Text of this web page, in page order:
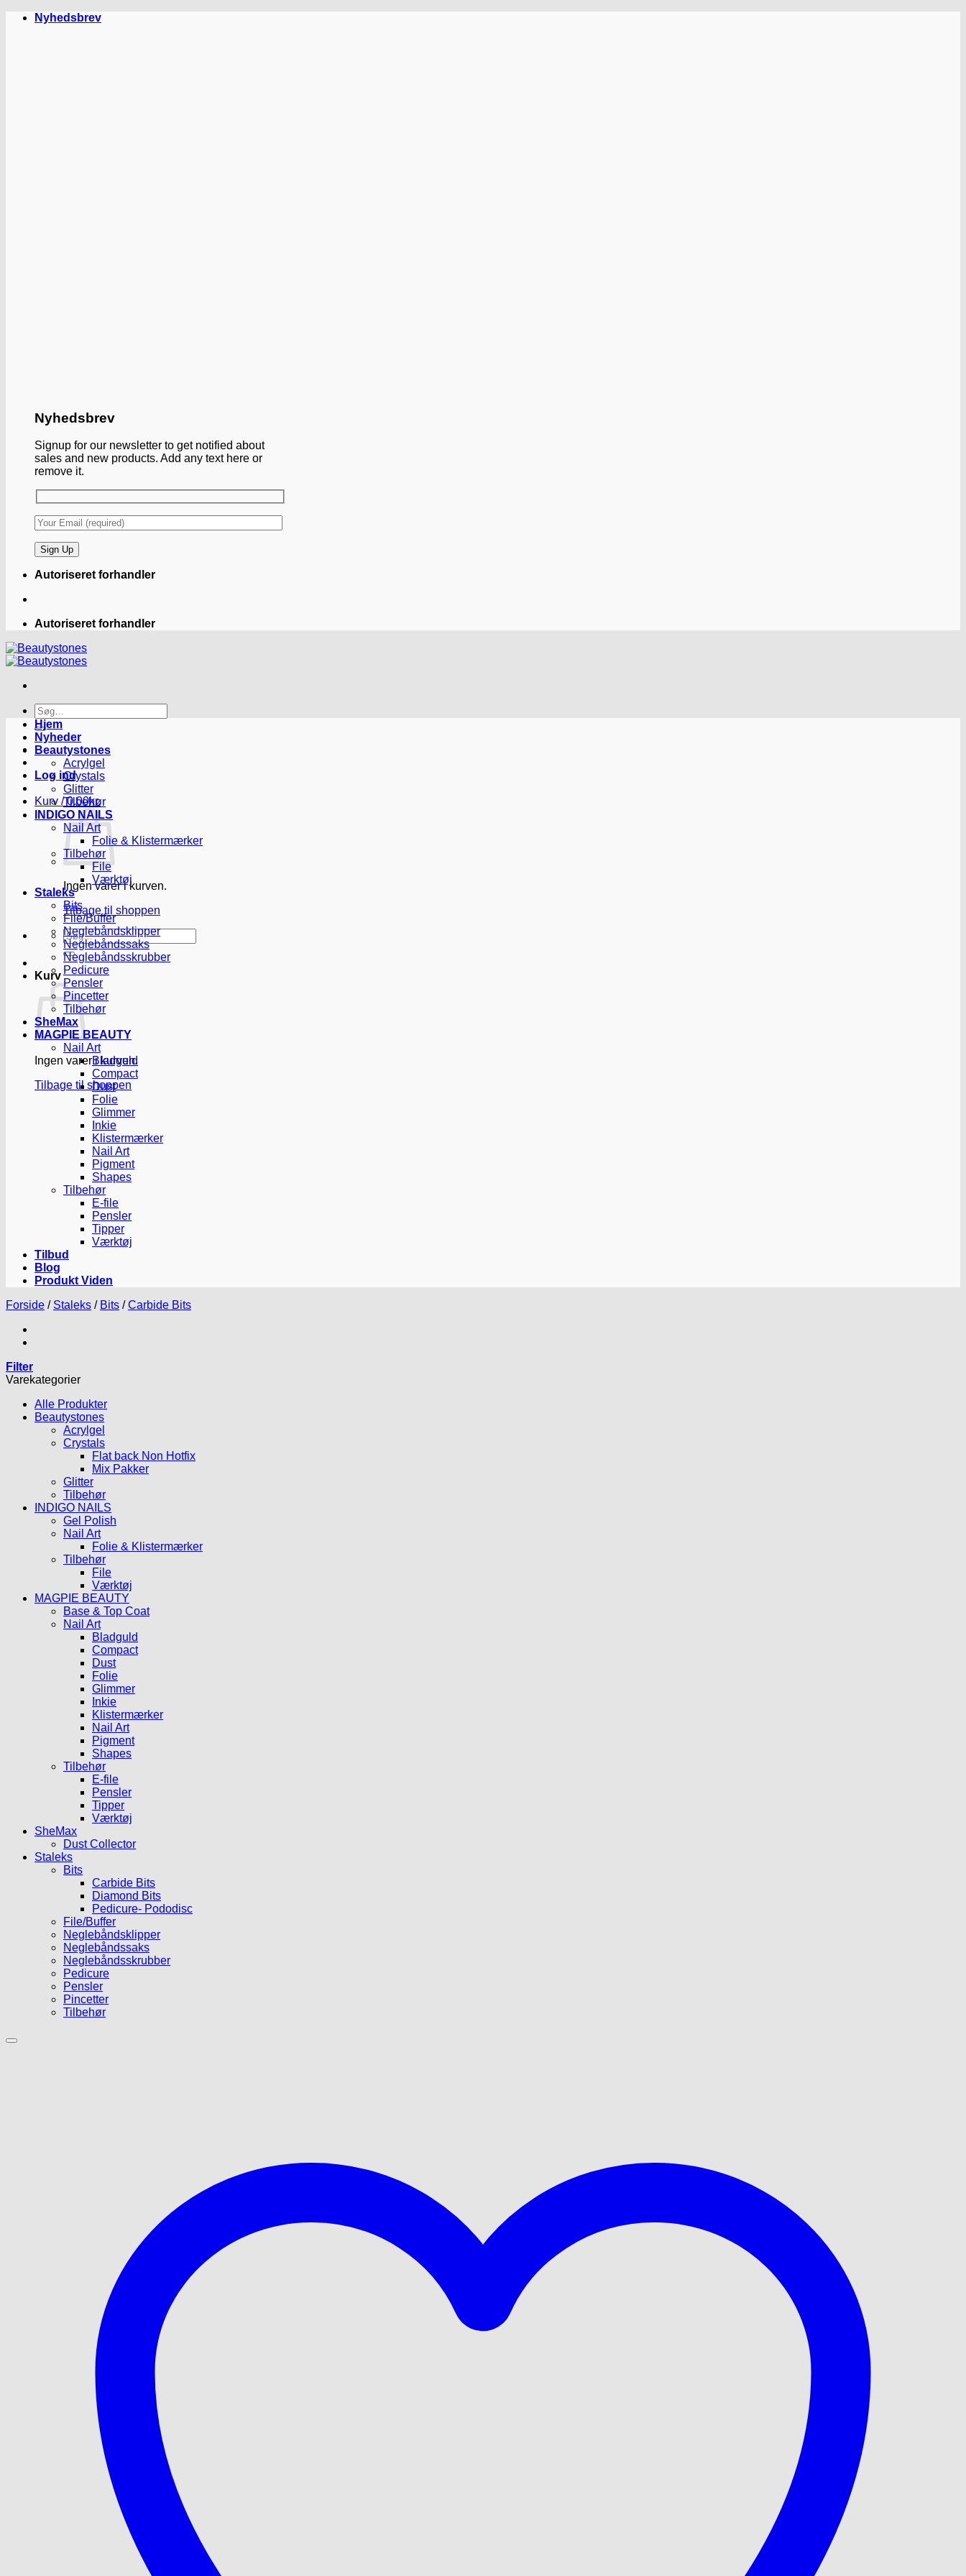
FortsætNyhedsbrev
Nyhedsbrev
Signup for our newsletter to get notified about
sales and new products. Add any text here or
remove it.
Autoriseret forhandler
Autoriseret forhandler
Søg
efter:
Log ind
Kurv /0.00kr.
Ingen varer i kurven.
Tilbage til shoppen
Søg
efter:
Kurv
Ingen varer i kurven.
Tilbage til shoppen
Hjem
Nyheder
Beautystones
Acrylgel
Crystals
Glitter
Tilbehør
INDIGO NAILS
Nail Art
Folie & Klistermærker
Tilbehør
File
Værktøj
Staleks
Bits
File/Buffer
Neglebåndsklipper
Neglebåndssaks
Neglebåndsskrubber
Pedicure
Pensler
Pincetter
Tilbehør
SheMax
MAGPIE BEAUTY
Nail Art
Bladguld
Compact
Dust
Folie
Glimmer
Inkie
Klistermærker
Nail Art
Pigment
Shapes
Tilbehør
E-file
Pensler
Tipper
Værktøj
Tilbud
Blog
Produkt Viden
Forside / Staleks / Bits / Carbide Bits
Filter
Varekategorier
Alle Produkter
Beautystones
Acrylgel
Crystals
Flat back Non Hotfix
Mix Pakker
Glitter
Tilbehør
INDIGO NAILS
Gel Polish
Nail Art
Folie & Klistermærker
Tilbehør
File
Værktøj
MAGPIE BEAUTY
Base & Top Coat
Nail Art
Bladguld
Compact
Dust
Folie
Glimmer
Inkie
Klistermærker
Nail Art
Pigment
Shapes
Tilbehør
E-file
Pensler
Tipper
Værktøj
SheMax
Dust Collector
Staleks
Bits
Carbide Bits
Diamond Bits
Pedicure- Pododisc
File/Buffer
Neglebåndsklipper
Neglebåndssaks
Neglebåndsskrubber
Pedicure
Pensler
Pincetter
Tilbehør